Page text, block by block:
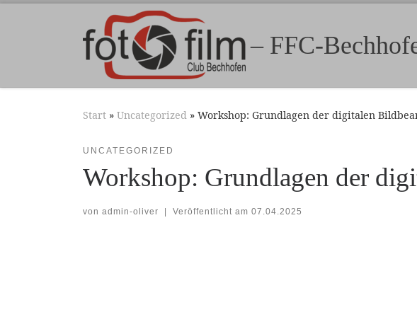
Zum Inhalt springen
– FFC-
Start » Uncategorized » Workshop: Grundlagen der digitalen
UNCATEGORIZED
Workshop: Grundlagen der
von admin-oliver Veröffentlicht am 07.04.2025